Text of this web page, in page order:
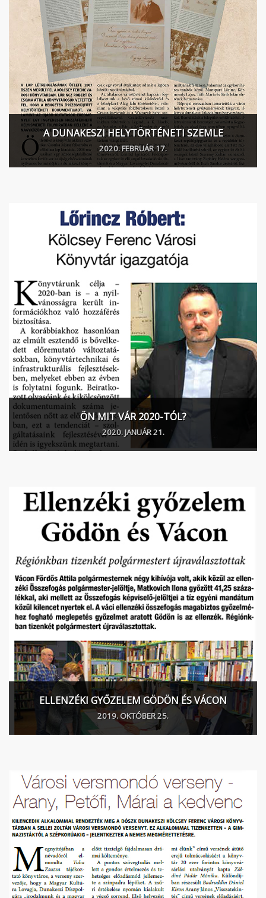
A DUNAKESZI HELYTÖRTÉNETI SZEMLE
2020. FEBRUÁR 17.
ÖN MIT VÁR 2020-TÓL?
2020. JANUÁR 21.
ELLENZÉKI GYŐZELEM GÖDÖN ÉS VÁCON
2019. OKTÓBER 25.